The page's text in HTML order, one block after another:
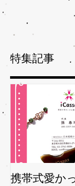
特集記事
携帯式愛か